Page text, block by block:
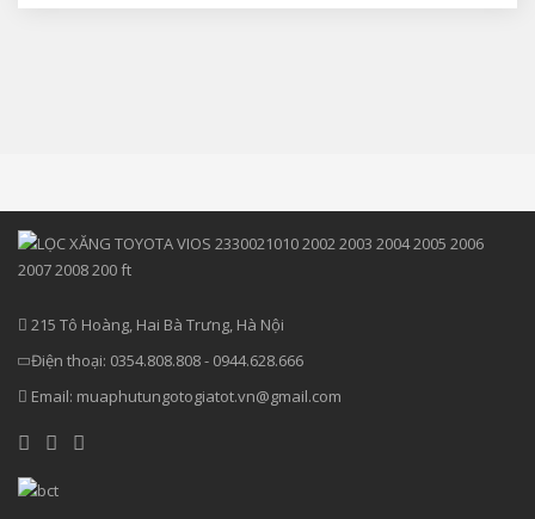
215 Tô Hoàng, Hai Bà Trưng, Hà Nội
Điện thoại: 0354.808.808- 0944.628.666
Email: muaphutungotogiatot.vn@gmail.com